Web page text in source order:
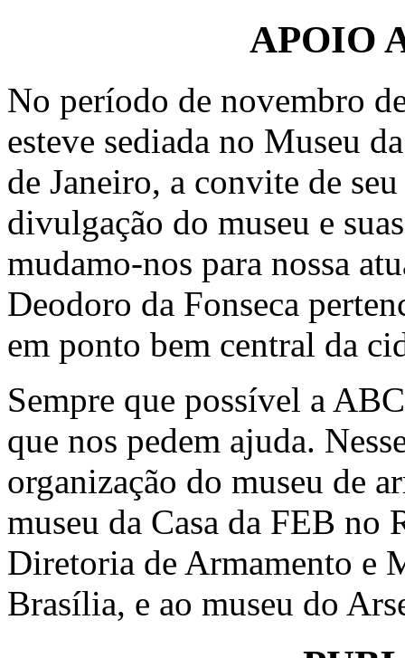
APOIO
No período de novembro
esteve sediada no Museu
de Janeiro, a convite de
divulgação do museu e
mudamo-nos para nossa
Deodoro da Fonseca
em ponto bem central da
Sempre que possível a
que nos pedem ajuda.
organização do museu de
museu da Casa da FEB no
Diretoria de Armamento e
Brasília, e ao museu do